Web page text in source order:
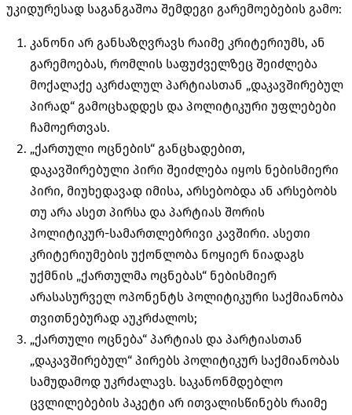
უკიდურესად საგანგაშოა შემდეგი გარემოებების გამო:
კანონი არ განსაზღვრავს რაიმე კრიტერიუმს, ან
გარემოებას, რომლის საფუძველზეც შეიძლება
მოქალაქე აკრძალულ პარტიასთან „დაკავშირებულ
პირად“ გამოცხადდეს და პოლიტიკური უფლებები
ჩამოერთვას.
„ქართული ოცნების“ განცხადებით,
დაკავშირებული პირი შეიძლება იყოს ნებისმიერი
პირი, მიუხედავად იმისა, არსებობდა ან არსებობს
თუ არა ასეთ პირსა და პარტიას შორის
პოლიტიკურ-სამართლებრივი კავშირი. ასეთი
კრიტერიუმების უქონლობა ნოყიერ ნიადაგს
უქმნის „ქართულმა ოცნებას“ ნებისმიერ
არასასურველ ოპონენტს პოლიტიკური საქმიანობა
თვითნებურად აუკრძალოს;
„ქართული ოცნება“ პარტიას და პარტიასთან
„დაკავშირებულ“ პირებს პოლიტიკურ საქმიანობას
სამუდამოდ უკრძალავს. საკანონმდებლო
ცვლილებების პაკეტი არ ითვალისწინებს რაიმე